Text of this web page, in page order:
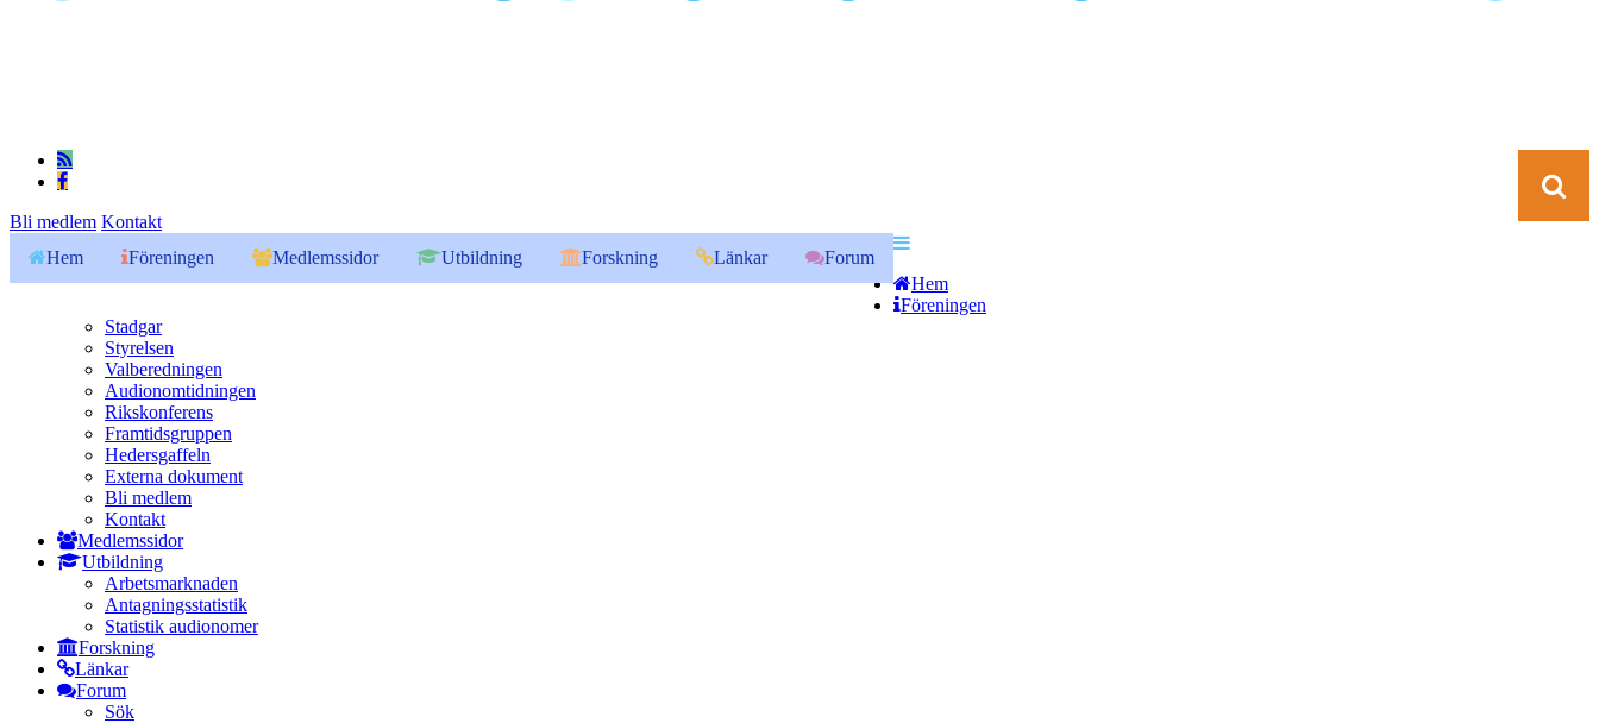
Bli medlem Kontakt
Hem
Föreningen Medlemssidor Utbildning Forskning Länkar
Forum
Hem
Föreningen
Stadgar
Styrelsen
Valberedningen
Audionomtidningen
Rikskonferens
Framtidsgruppen
Hedersgaffeln
Externa dokument
Bli medlem
Kontakt
Medlemssidor
Utbildning
Arbetsmarknaden
Antagningsstatistik
Statistik audionomer
Forskning
Länkar
Forum
Sök